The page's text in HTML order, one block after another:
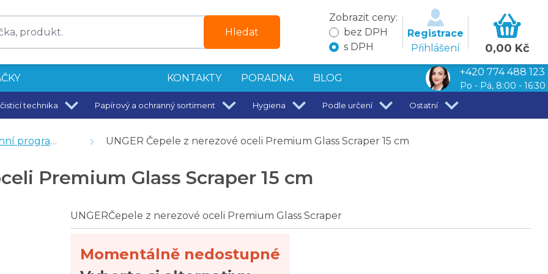
Hledat
Zobrazit ceny:
bez DPH
s DPH
Registrace
Přihlášení
0,00 Kč
KONTAKTY PORADNA BLOG
+420 774 488 123
Po - Pá, 8:00 - 16:30
technika Papírový a ochranný sortiment Hygiena Podle určení Ostatní
ks
břitů
program UNGER Čepele z nerezové oceli Premium Glass Scraper 15 cm
Premium Glass Scraper 15 cm
UNGERČepele z nerezové oceli Premium Glass Scraper
Momentálně nedostupné